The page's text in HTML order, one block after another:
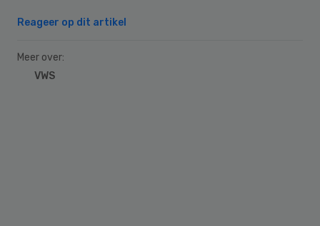
Reageer op dit artikel
Meer over:
VWS